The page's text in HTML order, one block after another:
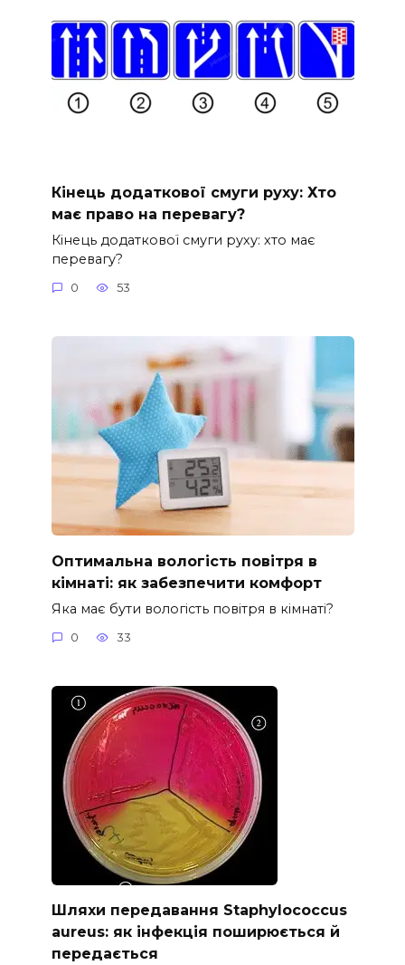
Кінець додаткової смуги руху: Хто
має право на перевагу?
Кінець додаткової смуги руху: хто має
перевагу?
0 53
Оптимальна вологість повітря в
кімнаті: як забезпечити комфорт
Яка має бути вологість повітря в кімнаті?
0 33
Шляхи передавання Staphylococcus
aureus: як інфекція поширюється й
передається